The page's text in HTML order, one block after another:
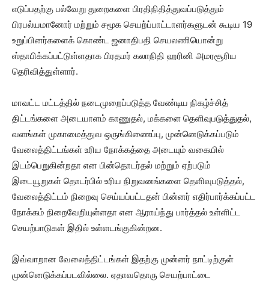
எடுப்பதற்கு பல்வேறு துறைகளை பிரதிநிதித்துவப்படுத்தும்
பிரபல்யமானோர் மற்றும் சமூக செயற்ப்பாட்டாளர்களுடன் கூடிய 19
உறுப்பினர்களைக் கொண்ட ஜனாதிபதி செயலணியொன்று
ஸ்தாபிக்கப்பட்டுள்ளதாக பிரதமர் கலாநிதி ஹரினி அமரசூரிய
தெரிவித்துள்ளார்.
மாவட்ட மட்டத்தில் நடைமுறைப்படுத்த வேண்டிய நிகழ்ச்சித்
திட்டங்களை அடையாளம் காணுதல், மக்களை தெளிவுபடுத்துதல்,
வளங்கள் முகாமைத்துவ ஒருங்கிணைப்பு, முன்னெடுக்கப்படும்
வேலைத்திட்டங்கள் உரிய நோக்கத்தை அடையும் வகையில்
இடம்பெறுகின்றதா என பின்தொடர்தல் மற்றும் ஏற்படும்
இடையூறுகள் தொடர்பில் உரிய நிறுவனங்களை தெளிவுபடுத்தல்,
வேலைத்திட்டம் நிறைவு செய்யப்பட்டதன் பின்னர் எதிர்பார்க்கப்பட்ட
நோக்கம் நிறைவேறியுள்ளதா என ஆராய்ந்து பார்த்தல் உள்ளிட்ட
செயற்பாடுகள் இதில் உள்ளடங்குகின்றன.
இவ்வாறான வேலைத்திட்டங்கள் இதற்கு முன்னர் நாட்டிற்குள்
முன்னெடுக்கப்படவில்லை. ஏதாவதொரு செயற்பாட்டை